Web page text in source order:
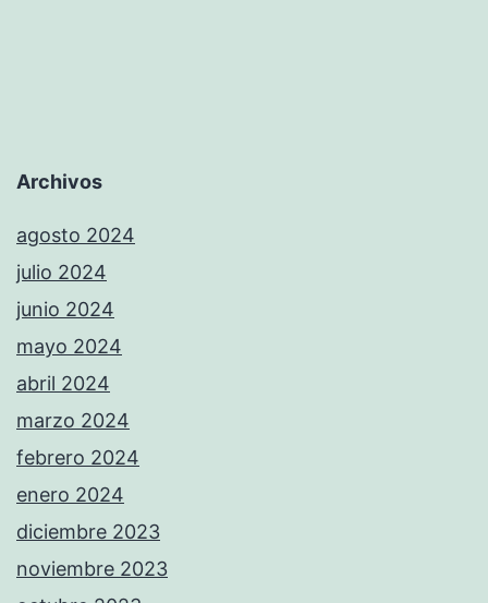
Archivos
agosto 2024
julio 2024
junio 2024
mayo 2024
abril 2024
marzo 2024
febrero 2024
enero 2024
diciembre 2023
noviembre 2023